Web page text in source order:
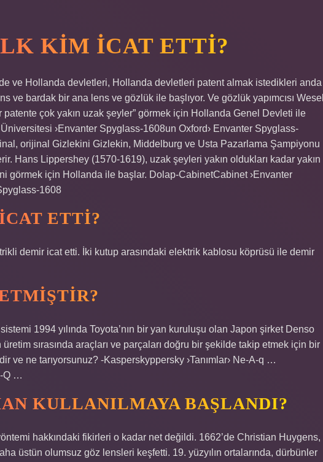
KIM ICAT ETTI?
ve Hollanda devletleri, Hollanda devletleri patent almak istedikleri anda
ve bardak bir ana lens ve gözlük ile başlıyor. Ve gözlük yapımcısı Wesel
patente çok yakın uzak şeyler” görmek için Hollanda Genel Devleti ile
›Envanter Spyglass-1608un Oxford› Envanter Spyglass-
orijinal Gizlekini Gizlekin, Middelburg ve Usta Pazarlama Şampiyonu
Hans Lippershey (1570-1619), uzak şeyleri yakın oldukları kadar yakın
görmek için Hollanda ile başlar. Dolap-CabinetCabinet ›Envanter
1608
ETTI?
demir icat etti. İki kutup arasındaki elektrik kablosu köprüsü ile demir
1994 yılında Toyota’nın bir yan kuruluşu olan Japon şirket Denso
sırasında araçları ve parçaları doğru bir şekilde takip etmek için bir
ve ne tarıyorsunuz? -Kasperskyppersky ›Tanımlar› Ne-A-q …
Q …
KULLANILMAYA BAŞLANDI?
hakkındaki fikirleri o kadar net değildi. 1662’de Christian Huygens,
üstün olumsuz göz lensleri keşfetti. 19. yüzyılın ortalarında, dürbünler